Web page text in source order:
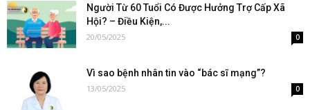
Người Từ 60 Tuổi Có Được Hưởng Trợ Cấp Xã
Hội? – Điều Kiện,...
20/05/2025 0
Vì sao bệnh nhân tin vào “bác sĩ mạng”?
13/05/2025 0